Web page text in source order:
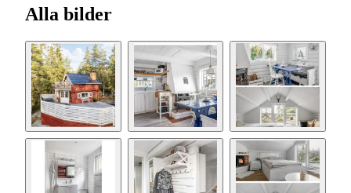
Alla bilder